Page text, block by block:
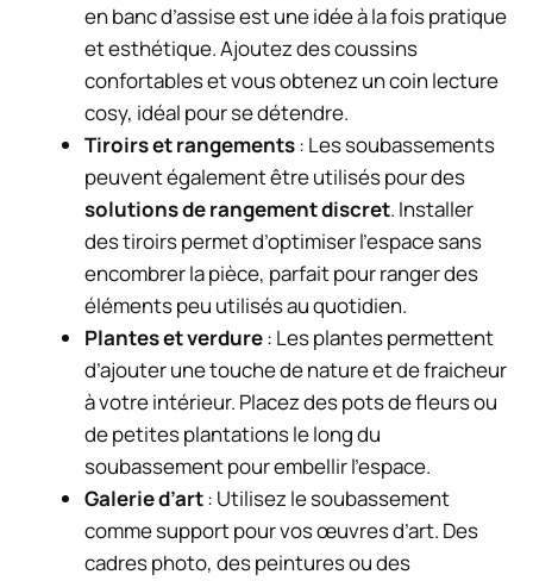
en banc d’assise est une idée à la fois pratique
et esthétique. Ajoutez des coussins
confortables et vous obtenez un coin lecture
cosy, idéal pour se détendre.
Tiroirs et rangements: Les soubassements
peuvent également être utilisés pour des
solutions de rangement discret. Installer
des tiroirs permet d’optimiser l’espace sans
encombrer la pièce, parfait pour ranger des
éléments peu utilisés au quotidien.
Plantes et verdure: Les plantes permettent
d’ajouter une touche de nature et de fraicheur
à votre intérieur. Placez des pots de fleurs ou
de petites plantations le long du
soubassement pour embellir l’espace.
Galerie d’art: Utilisez le soubassement
comme support pour vos œuvres d’art. Des
cadres photo, des peintures ou des